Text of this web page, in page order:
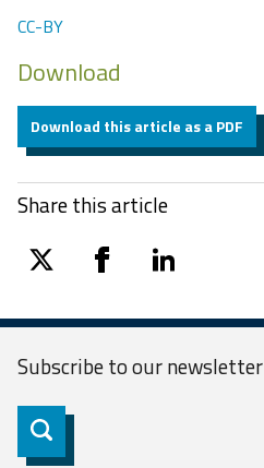
CC-BY
Download
Download this article as a PDF
Share this article
twitter facebooklinkedin
Subscribe to ournewsletter
Subscribe